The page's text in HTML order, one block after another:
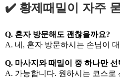
✔️ 황제때밀이 자주
Q. 혼자 방문해도 괜찮을까요?
A. 네, 혼자 방문하시는 손님이
Q. 마사지와 때밀이 중 하나만
A. 가능합니다. 원하시는 코스로